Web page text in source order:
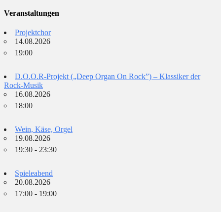
Veranstaltungen
Projektchor
14.08.2026
19:00
D.O.O.R-Projekt („Deep Organ On Rock”) – Klassiker der
Rock-Musik
16.08.2026
18:00
Wein, Käse, Orgel
19.08.2026
19:30 - 23:30
Spieleabend
20.08.2026
17:00 - 19:00